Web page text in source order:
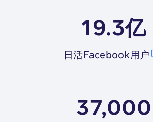
19.3亿
日活Facebook用户
37,000